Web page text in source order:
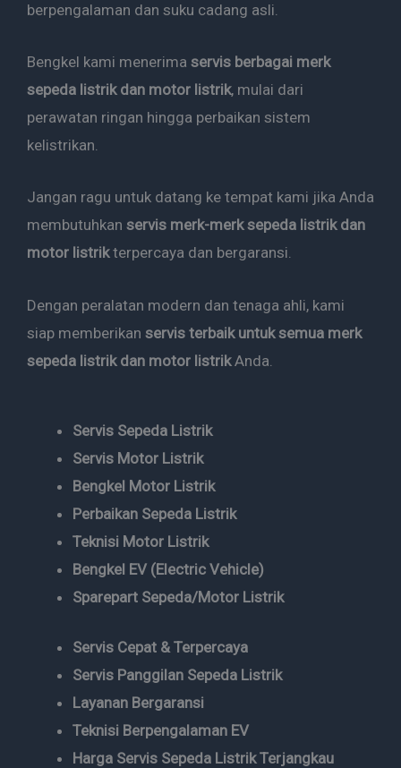
berpengalaman dan suku cadang asli.
Bengkel kami menerima servis berbagai merk
sepeda listrik dan motor listrik, mulai dari
perawatan ringan hingga perbaikan sistem
kelistrikan.
Jangan ragu untuk datang ke tempat kami jika Anda
membutuhkan servis merk-merk sepeda listrik dan
motor listrikterpercaya dan bergaransi.
Dengan peralatan modern dan tenaga ahli, kami
siap memberikan servis terbaik untuk semua merk
sepeda listrik dan motor listrikAnda.
Servis Sepeda Listrik
Servis Motor Listrik
Bengkel Motor Listrik
Perbaikan Sepeda Listrik
Teknisi Motor Listrik
Bengkel EV (Electric Vehicle)
Sparepart Sepeda/Motor Listrik
Servis Cepat & Terpercaya
Servis Panggilan Sepeda Listrik
Layanan Bergaransi
Teknisi Berpengalaman EV
Harga Servis Sepeda Listrik Terjangkau